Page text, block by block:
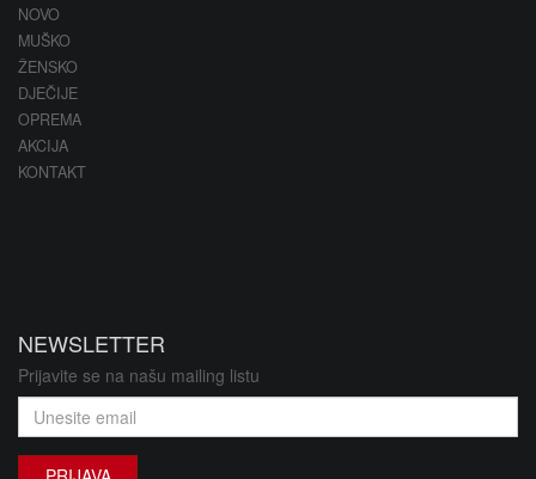
NOVO
MUŠKO
ŽENSKO
DJEČIJE
OPREMA
AKCIJA
KONTAKT
NEWSLETTER
Prijavite se na našu mailing listu